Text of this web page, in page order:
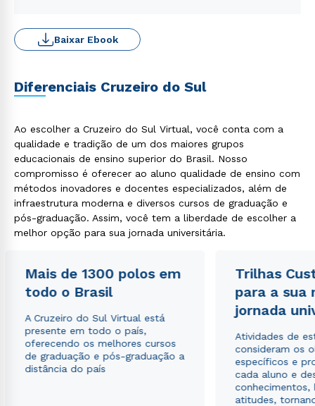
Baixar Ebook
Diferenciais Cruzeiro do Sul
Ao escolher a Cruzeiro do Sul Virtual, você conta com a
qualidade e tradição de um dos maiores grupos
educacionais de ensino superior do Brasil. Nosso
compromisso é oferecer ao aluno qualidade de ensino com
métodos inovadores e docentes especializados, além de
infraestrutura moderna e diversos cursos de graduação e
pós-graduação. Assim, você tem a liberdade de escolher a
melhor opção para sua jornada universitária.
Mais de 1300 polos em
todo o Brasil
A Cruzeiro do Sul Virtual está
presente em todo o país,
oferecendo os melhores cursos
de graduação e pós-graduação a
distância do país
Trilhas
para a sua
jornada
Atividades de
consideram os
específicos e
cada aluno e
conhecimentos,
atitudes,